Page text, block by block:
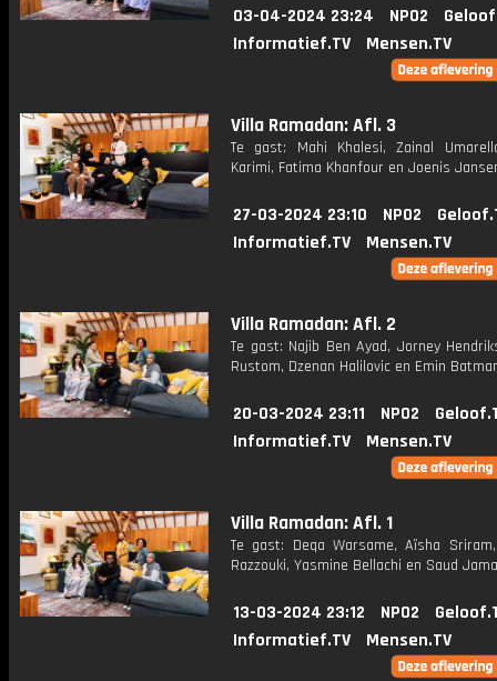
03-04-2024 23:24 NPO2
Informatief.TV
Mensen.TV
Villa Ramadan: Afl. 3
Te gast: Mahi Khalesi, Zainal
Karimi, Fatima Khanfour en Joenis
27-03-2024 23:10 NPO2
Informatief.TV
Mensen.TV
Villa Ramadan: Afl. 2
Te gast: Najib Ben Ayad, Jorney
Rustom, Dzenan Halilovic en Emin
20-03-2024 23:11 NPO2
Informatief.TV
Mensen.TV
Villa Ramadan: Afl. 1
Te gast: Deqa Warsame, Aïsha
Razzouki, Yasmine Bellachi en Saud
13-03-2024 23:12 NPO2
Informatief.TV
Mensen.TV